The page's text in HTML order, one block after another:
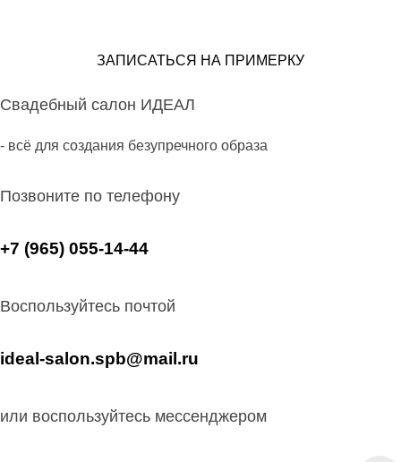
ЗАПИСАТЬСЯ НА ПРИМЕРКУ
Свадебный салон ИДЕАЛ
- всё для создания безупречного образа
Позвоните по телефону
+7 (965) 055-14-44
Воспользуйтесь почтой
ideal-salon.spb@mail.ru
или воспользуйтесь мессенджером